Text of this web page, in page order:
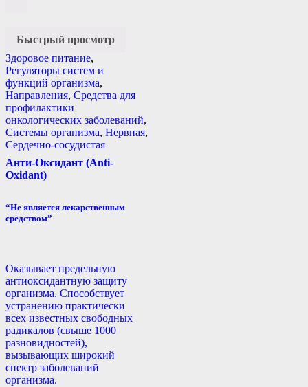
Быстрый просмотр
Здоровое питание,
Регуляторы систем и
функций организма,
Направления, Средства для
профилактики
онкологических заболеваний,
Системы организма, Нервная,
Сердечно-сосудистая
Анти-Оксидант (Anti-
Oxidant)
“Не является лекарственным
средством”
Оказывает предельную
антиоксидантную защиту
организма. Способствует
устранению практически
всех известных свободных
радикалов (свыше 1000
разновидностей),
вызывающих широкий
спектр заболеваний
организма.